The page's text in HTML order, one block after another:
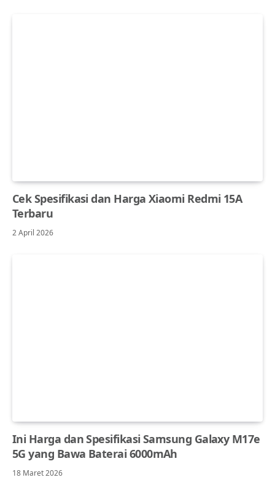
Cek Spesifikasi dan Harga Xiaomi Redmi 15A
Terbaru
2 April 2026
Ini Harga dan Spesifikasi Samsung Galaxy M17e
5G yang Bawa Baterai 6000mAh
18 Maret 2026